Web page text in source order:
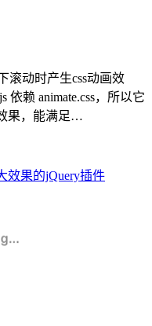
滚动时产生css动画效
赖 animate.css，所以它
果，能满足…
效果的jQuery插件